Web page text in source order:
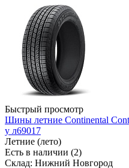
Быстрый просмотр
Шины летние Continental
у л69017
Летние (лето)
Есть в наличии (2)
Склад: Нижний Новгород